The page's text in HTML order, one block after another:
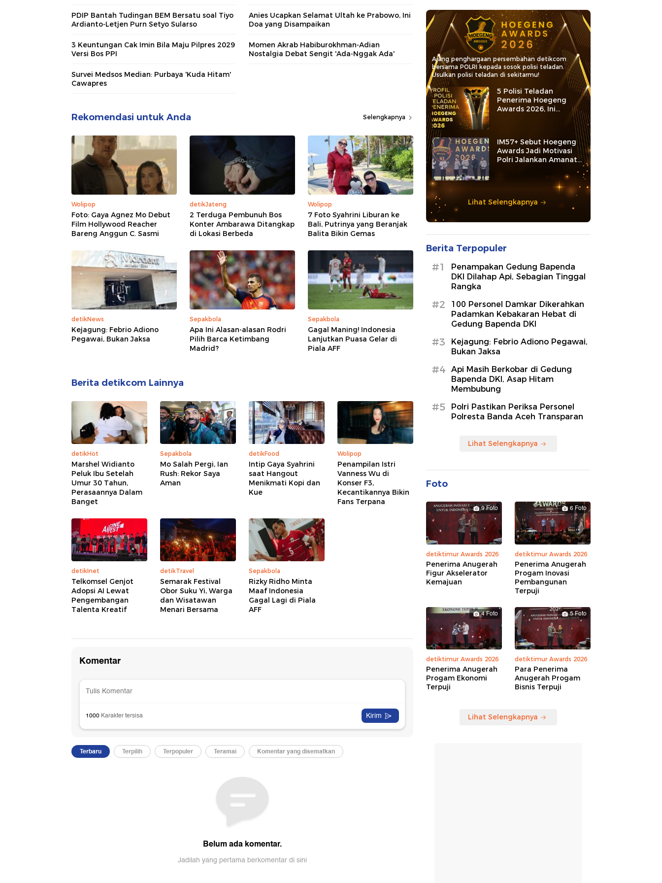
PDIP Bantah Tudingan BEM Bersatu soal Tiyo
Ardianto-Letjen Purn Setyo Sularso
Anies Ucapkan Selamat Ultah ke Prabowo, Ini
Doa yang Disampaikan
3 Keuntungan Cak Imin Bila Maju Pilpres 2029
Versi Bos PPI
Momen Akrab Habiburokhman-Adian
Nostalgia Debat Sengit 'Ada-Nggak Ada'
Survei Medsos Median: Purbaya 'Kuda Hitam'
Cawapres
Rekomendasi untuk Anda Selengkapnya
Wolipop
Foto: Gaya Agnez Mo Debut
Film Hollywood Reacher
Bareng Anggun C. Sasmi
detikJateng
2 Terduga Pembunuh Bos
Konter Ambarawa Ditangkap
di Lokasi Berbeda
Wolipop
7 Foto Syahrini Liburan ke
Bali, Putrinya yang Beranjak
Balita Bikin Gemas
detikNews
Kejagung: Febrio Adiono
Pegawai, Bukan Jaksa
Sepakbola
Apa Ini Alasan-alasan Rodri
Pilih Barca Ketimbang
Madrid?
Sepakbola
Gagal Maning! Indonesia
Lanjutkan Puasa Gelar di
Piala AFF
Berita detikcom Lainnya
detikHot
Marshel Widianto
Peluk Ibu Setelah
Umur 30 Tahun,
Perasaannya Dalam
Banget
Sepakbola
Mo Salah Pergi, Ian
Rush: Rekor Saya
Aman
detikFood
Intip Gaya Syahrini
saat Hangout
Menikmati Kopi dan
Kue
Wolipop
Penampilan Istri
Vanness Wu di
Konser F3,
Kecantikannya Bikin
Fans Terpana
detikInet
Telkomsel Genjot
Adopsi AI Lewat
Pengembangan
Talenta Kreatif
detikTravel
Semarak Festival
Obor Suku Yi, Warga
dan Wisatawan
Menari Bersama
Sepakbola
Rizky Ridho Minta
Maaf Indonesia
Gagal Lagi di Piala
AFF
Ajang penghargaan persembahan detikcom
bersama POLRI kepada sosok polisi teladan.
Usulkan polisi teladan di sekitarmu!
5 Polisi Teladan
Penerima Hoegeng
Awards 2026, Ini
Kategori dan Kiprahnya
IM57+ Sebut Hoegeng
Awards Jadi Motivasi
Polri Jalankan Amanat
Lihat Selengkapnya
Berita Terpopuler
#1
Penampakan Gedung Bapenda
DKI Dilahap Api, Sebagian Tinggal
Rangka
#2
100 Personel Damkar Dikerahkan
Padamkan Kebakaran Hebat di
Gedung Bapenda DKI
#3
Kejagung: Febrio Adiono Pegawai,
Bukan Jaksa
#4
Api Masih Berkobar di Gedung
Bapenda DKI, Asap Hitam
Membubung
#5
Polri Pastikan Periksa Personel
Polresta Banda Aceh Transparan
Lihat Selengkapnya
Foto
9 Foto
detiktimur Awards 2026
Penerima Anugerah
Figur Akselerator
Kemajuan
6 Foto
detiktimur Awards 2026
Penerima Anugerah
Progam Inovasi
Pembangunan
Terpuji
4 Foto
detiktimur Awards 2026
Penerima Anugerah
Progam Ekonomi
Terpuji
5 Foto
detiktimur Awards 2026
Para Penerima
Anugerah Progam
Bisnis Terpuji
Lihat Selengkapnya